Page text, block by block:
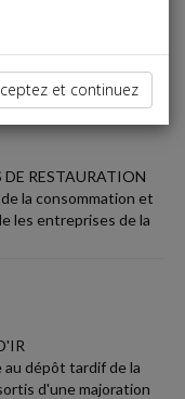
DE RESTAURATION
la consommation et
les entreprises de la
dépôt tardif de la
d'une majoration
et continuez